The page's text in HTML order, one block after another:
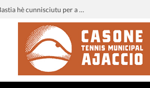
Liga 3 : u calendariu di u Sporting Club di Bastia hè cunnisciutu per a staghjoni 2026-2027